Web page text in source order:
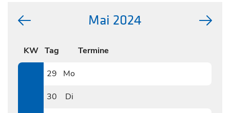
Mai 2024
KW Tag Termine
29
Mo
30
Di